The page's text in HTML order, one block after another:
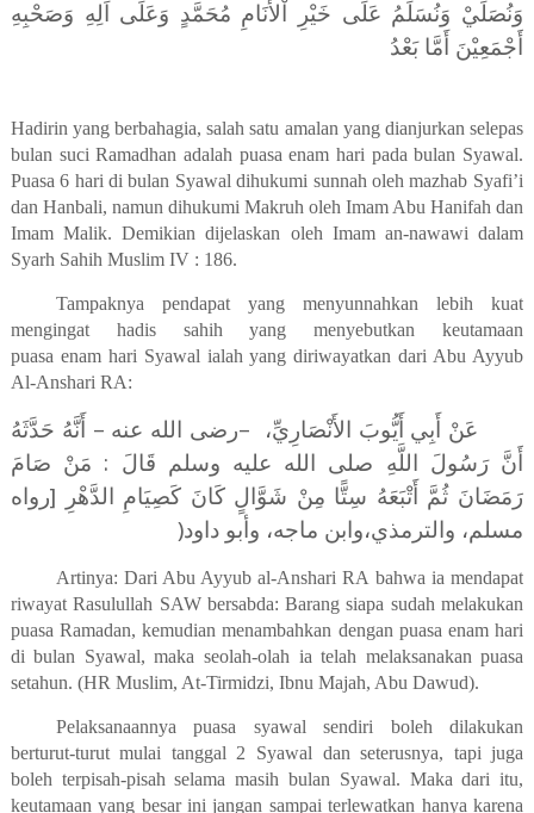
وَنُصَلِّيْ وَنُسَلِّمُ عَلَى خَيْرِ اْلأَنَامِ مُحَمَّدٍ وَعَلَى اَلِهِ وَصَحْبِهِ
أَجْمَعِيْنَ أَمَّا بَعْدُ
Hadirin yang berbahagia, salah satu amalan yang dianjurkan selepas
bulan suci Ramadhan adalah puasa enam hari pada bulan Syawal.
Puasa 6 hari di bulan Syawal dihukumi sunnah oleh mazhab Syafi’i
dan Hanbali, namun dihukumi Makruh oleh Imam Abu Hanifah dan
Imam Malik. Demikian dijelaskan oleh Imam an-nawawi dalam
Syarh Sahih Muslim IV : 186.
Tampaknya pendapat yang menyunnahkan lebih kuat
mengingat hadis sahih yang menyebutkan keutamaan
puasa enam hari Syawal ialah yang diriwayatkan dari Abu Ayyub
Al-Anshari RA:
عَنْ أَبِي أَيُّوبَ الأَنْصَارِيِّ، –رضى الله عنه – أَنَّهُ حَدَّثَهُ
أَنَّ رَسُولَ اللَّهِ صلى الله عليه وسلم قَالَ :‏ مَنْ صَامَ
رَمَضَانَ ثُمَّ أَتْبَعَهُ سِتًّا مِنْ شَوَّالٍ كَانَ كَصِيَامِ الدَّهْرِ [رواه
مسلم، والترمذي،وابن ماجه، وأبو داود)
Artinya: Dari Abu Ayyub al-Anshari RA bahwa ia mendapat
riwayat Rasulullah SAW bersabda: Barang siapa sudah melakukan
puasa Ramadan, kemudian menambahkan dengan puasa enam hari
di bulan Syawal, maka seolah-olah ia telah melaksanakan puasa
setahun. (HR Muslim, At-Tirmidzi, Ibnu Majah, Abu Dawud).
Pelaksanaannya puasa syawal sendiri boleh dilakukan
berturut-turut mulai tanggal 2 Syawal dan seterusnya, tapi juga
boleh terpisah-pisah selama masih bulan Syawal. Maka dari itu,
keutamaan yang besar ini jangan sampai terlewatkan hanya karena